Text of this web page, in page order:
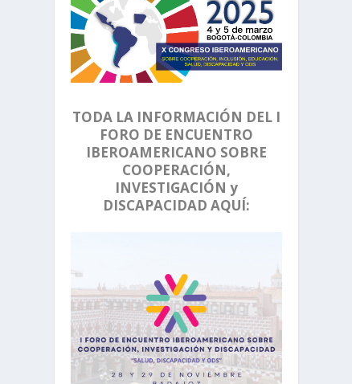
TODA LA INFORMACIÓN DEL I
FORO DE ENCUENTRO
IBEROAMERICANO SOBRE
COOPERACIÓN,
INVESTIGACIÓN y
DISCAPACIDAD AQUÍ: